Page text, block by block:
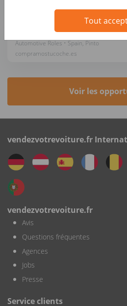
Tout
Administrativo/a de
Automotive Roles • Spain, Pinto
compramostucoche.es
Voir les
vendezvotrevoiture.fr
vendezvotrevoiture.fr
Avis
Questions fréquentes
Agences
Jobs
Presse
Service clients